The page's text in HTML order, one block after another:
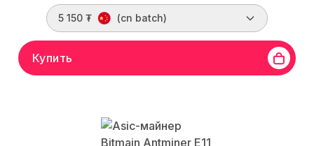
5 150 ₮ (cn batch)
Купить